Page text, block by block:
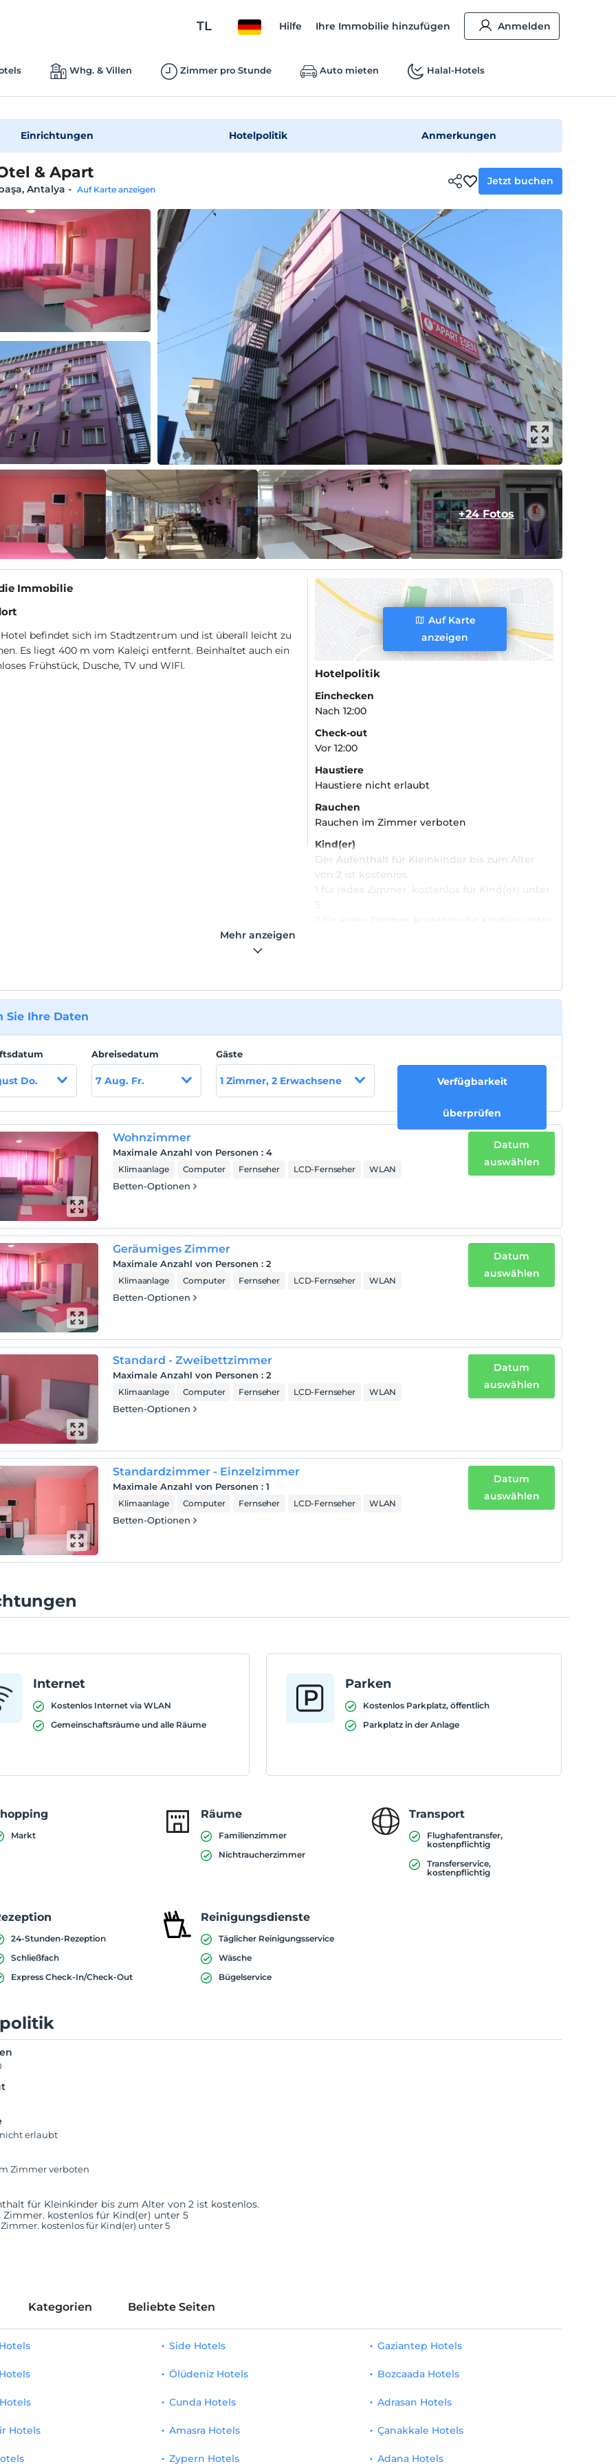
TL Hilfe Ihre Immobilie hinzufügen Anmelden
Whg. & Villen Zimmer pro Stunde Auto mieten Halal-Hotels
Einrichtungen Hotelpolitik Anmerkungen
& Apart
Antalya - Auf Karte anzeigen
Jetzt buchen
+24 Fotos
Immobilie
befindet sich im Stadtzentrum und ist überall leicht zu
Es liegt 400 m vom Kaleiçi entfernt. Beinhaltet auch ein
Frühstück, Dusche, TV und WIFI.
Auf Karte
anzeigen
Hotelpolitik
Einchecken
Nach 12:00
Check-out
Vor 12:00
Haustiere
Haustiere nicht erlaubt
Rauchen
Rauchen im Zimmer verboten
Kind(er)
Der Aufenthalt für Kleinkinder bis zum Alter
von 2 ist kostenlos.
1 für jedes Zimmer. kostenlos für Kind(er) unter
Mehr anzeigen
Sie Ihre Daten
Do.
Abreisedatum
7 Aug. Fr.
Gäste
1 Zimmer, 2 Erwachsene Verfügbarkeit
überprüfen
Wohnzimmer
Maximale Anzahl von Personen :4
Klimaanlage Computer Fernseher LCD-Fernseher WLAN
Betten-Optionen
Datum
auswählen
Geräumiges Zimmer
Maximale Anzahl von Personen :2
Klimaanlage Computer Fernseher LCD-Fernseher WLAN
Betten-Optionen
Datum
auswählen
Standard - Zweibettzimmer
Maximale Anzahl von Personen :2
Klimaanlage Computer Fernseher LCD-Fernseher WLAN
Betten-Optionen
Datum
auswählen
Standardzimmer - Einzelzimmer
Maximale Anzahl von Personen :1
Klimaanlage Computer Fernseher LCD-Fernseher WLAN
Betten-Optionen
Datum
auswählen
Internet
Kostenlos Internet via WLAN
Gemeinschaftsräume und alle Räume
Parken
Kostenlos Parkplatz, öffentlich
Parkplatz in der Anlage
Markt
Räume
Familienzimmer
Nichtraucherzimmer
Transport
Flughafentransfer,
kostenpflichtig
Transferservice,
kostenpflichtig
24-Stunden-Rezeption
Schließfach
Express Check-In/Check-Out
Reinigungsdienste
Täglicher Reinigungsservice
Wäsche
Bügelservice
erlaubt
Zimmer verboten
für Kleinkinder bis zum Alter von 2 ist kostenlos.
Zimmer. kostenlos für Kind(er) unter 5
kostenlos für Kind(er) unter 5
Kategorien Beliebte Seiten
Hotels
Side Hotels
Ölüdeniz Hotels
Cunda Hotels
Amasra Hotels
Zypern Hotels
Gaziantep Hotels
Bozcaada Hotels
Adrasan Hotels
Çanakkale Hotels
Adana Hotels